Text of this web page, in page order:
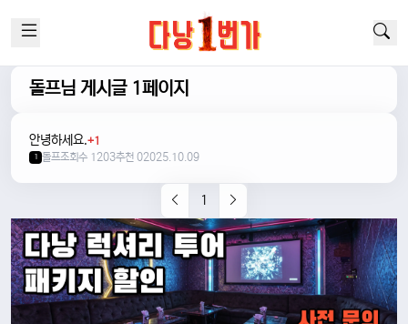
돌프님 게시글 1페이지
안녕하세요.+1
1 돌프조회수 1203추천 02025.10.09
1